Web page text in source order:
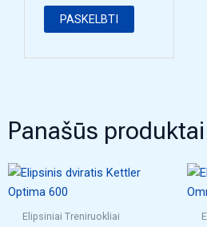
Panašūs produktai
Elipsiniai Treniruokliai